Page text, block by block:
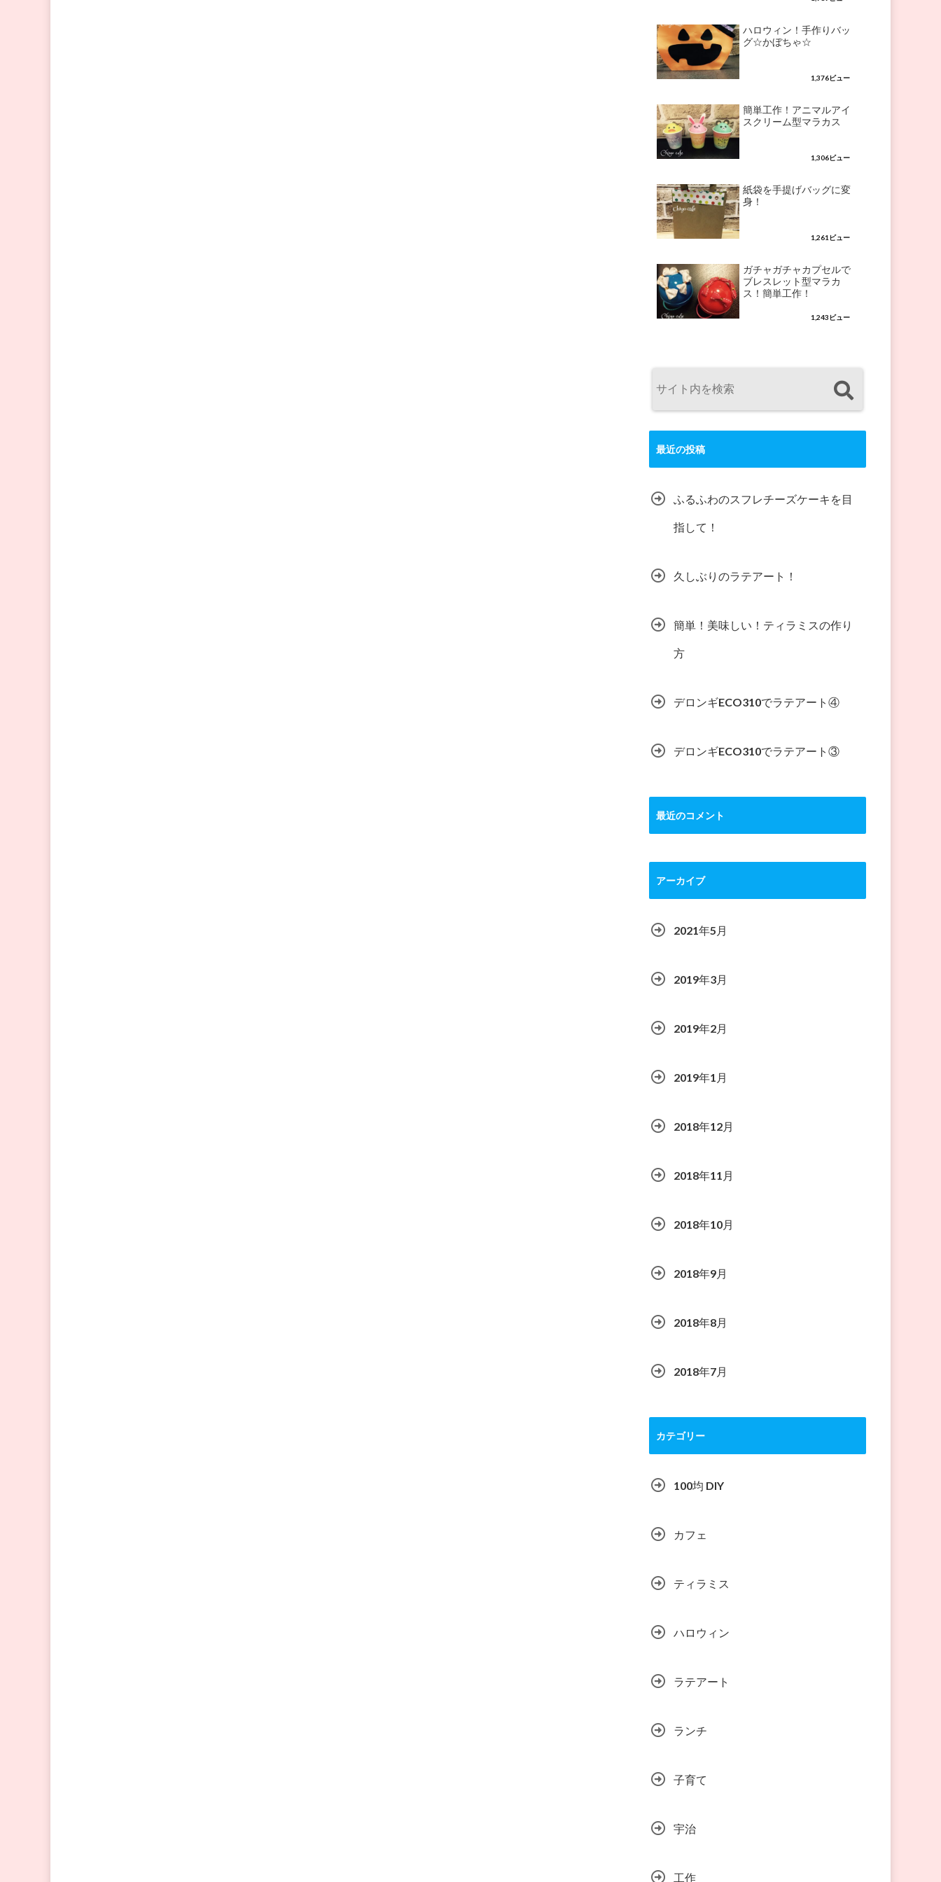
ハロウィン！手作りバッ
グ☆かぼちゃ☆
1,376ビュー
簡単工作！アニマルアイ
スクリーム型マラカス
1,306ビュー
紙袋を手提げバッグに変
身！
1,261ビュー
ガチャガチャカプセルで
ブレスレット型マラカ
ス！簡単工作！
1,243ビュー
最近の投稿
ふるふわのスフレチーズケーキを目
指して！
久しぶりのラテアート！
簡単！美味しい！ティラミスの作り
方
デロンギECO310でラテアート④
デロンギECO310でラテアート③
最近のコメント
アーカイブ
2021年5月
2019年3月
2019年2月
2019年1月
2018年12月
2018年11月
2018年10月
2018年9月
2018年8月
2018年7月
カテゴリー
100均 DIY
カフェ
ティラミス
ハロウィン
ラテアート
ランチ
子育て
宇治
工作